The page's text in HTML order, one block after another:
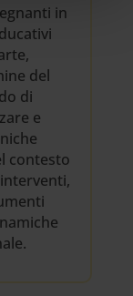
in
del
di
e
contesto